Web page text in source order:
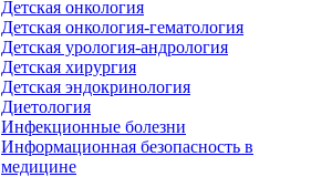
Детская онкология
Детская онкология-гематология
Детская урология-андрология
Детская хирургия
Детская эндокринология
Диетология
Инфекционные болезни
Информационная безопасность в
медицине